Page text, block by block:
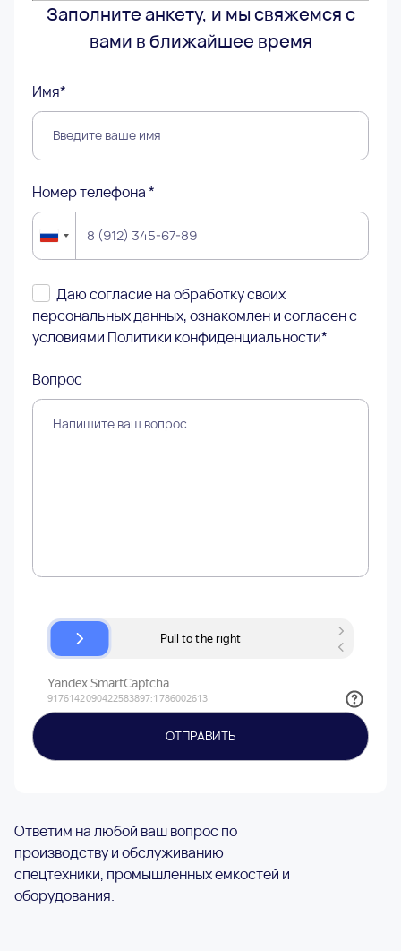
Заполните анкету, и мы свяжемся с
вами в ближайшее время
Имя*
Номер телефона *
Даю согласие на обработку своих
персональных данных, ознакомлен и согласен с
условиями Политики конфиденциальности*
Вопрос
Ответим на любой ваш вопрос по
производству и обслуживанию
спецтехники, промышленных емкостей и
оборудования.